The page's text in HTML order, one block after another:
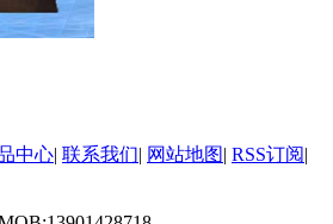
中心| 联系我们| 网站地图| RSS订阅|